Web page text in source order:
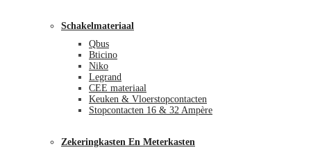
Schakelmateriaal
Qbus
Bticino
Niko
Legrand
CEE materiaal
Keuken & Vloerstopcontacten
Stopcontacten 16 & 32 Ampère
Zekeringkasten En Meterkasten